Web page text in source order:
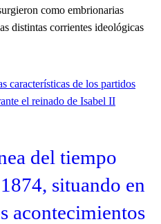
como embrionarias
distintas corrientes ideológicas
características de los partidos
el reinado de Isabel II
del tiempo
situando en
acontecimientos